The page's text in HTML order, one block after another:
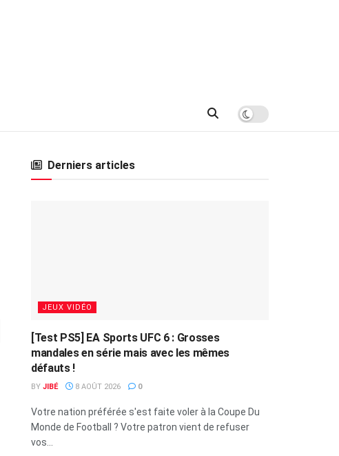
Derniers articles
JEUX VIDÉO
[Test PS5] EA Sports UFC 6 : Grosses
mandales en série mais avec les mêmes
défauts !
BY JIBÉ 8 AOÛT 2026 0
Votre nation préférée s'est faite voler à la Coupe Du
Monde de Football ? Votre patron vient de refuser
vos...